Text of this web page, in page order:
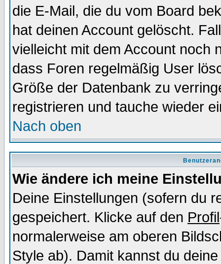
die E-Mail, die du vom Board
hat deinen Account gelöscht.
vielleicht mit dem Account noch
dass Foren regelmäßig User
Größe der Datenbank zu
registrieren und tauche wieder
Nach oben
Wie ändere ich meine
Deine Einstellungen (sofern du
gespeichert. Klicke auf den Profil
normalerweise am oberen
Style ab). Damit kannst du